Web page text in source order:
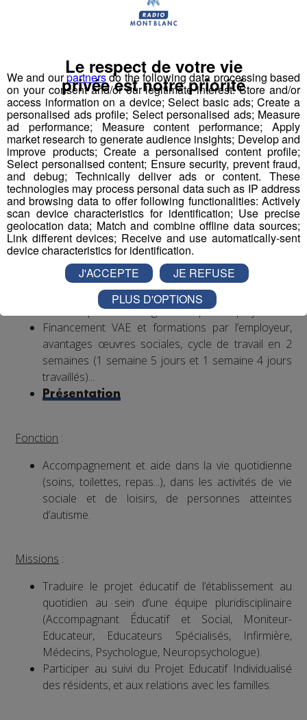
1 Accompagnant Éducatif et Social ou
Aide Médico-Psychologique ou Aide-
Soignant diplômé ou faisant fonction
Expérience dans le handicap souhaitée, débutant
accepté.
Autre diplôme accepté : Moniteur-Educateur.
> poste à pourvoir dès que possible
Conditions:
CDI, 35h hebdomadaires, travail 1 weekend /2
(prime les dimanches travaillés)
Rémunération base conventionnelle CCN 1966,
salaire brut mensuel (indicatif de base, ancienneté
et diplôme pris en compte) : 2 000€
Mutuelle prise en charge à 90% par l’employeur
Financement VAE et formations par l’employeur,
avantages œuvres sociales, cycle de travail en 2
semaines (1 semaine 5 jours et 1 semaine 4 jours
travaillés)...
Présentation
Fonction :
Accompagnement et aide dans la vie quotidienne
(soins, toilettes, repas...), dans les activités de vie
sociale et de loisirs, de personnes atteintes
d’autisme.
Missions :
Traduire le projet éducatif de l’établissement au
quotidien au sein d’une équipe pluridisciplinaire
(Accompagnant Éducatif et Social, Moniteur-
Educateur, Educateurs Spécialisés, Infirmière,
Médecins, Psychologue, Neuropsychologue).
Participer au suivi du Projet Educatif Individualisé
des résidents, et aux relations avec les familles.
We and ourpartnersdo the following data processing based
on your consent and/or our legitimate interest: Store and/or
access information on a device; Select basic ads; Create a
personalised ads profile; Select personalised ads; Measure
ad performance; Measure content performance; Apply
market research to generate audience insights; Develop and
improve products; Create a personalised content profile;
Select personalised content; Ensure security, prevent fraud,
and debug; Technically deliver ads or content. These
technologies may process personal data such as IP address
and browsing data to offer following functionalities: Actively
scan device characteristics for identification; Use precise
geolocation data; Match and combine offline data sources;
Link different devices; Receive and use automatically-sent
device characteristics for identification.
Le respect de votre vie
privée est notre priorité
J'ACCEPTE
JE REFUSE
PLUS D'OPTIONS